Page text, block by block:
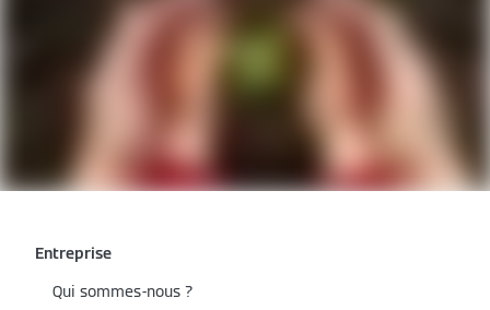
Entreprise
Qui sommes-nous ?